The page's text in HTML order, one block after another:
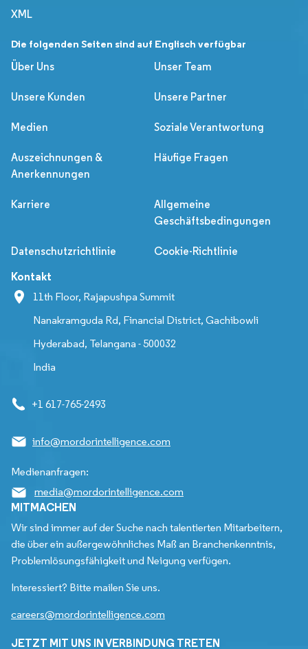
XML
Die folgenden Seiten sind auf Englisch verfügbar
Über Uns
Unser Team
Unsere Kunden Unsere Partner
Medien Soziale Verantwortung
Auszeichnungen &
Anerkennungen
Häufige Fragen
Karriere
Allgemeine
Geschäftsbedingungen
Datenschutzrichtlinie Cookie-Richtlinie
Kontakt
11th Floor, Rajapushpa Summit
Nanakramguda Rd, Financial District, Gachibowli
Hyderabad, Telangana - 500032
India
+1 617-765-2493
info@mordorintelligence.com
Medienanfragen:
media@mordorintelligence.com
MITMACHEN
Wir sind immer auf der Suche nach talentierten Mitarbeitern,
die über ein außergewöhnliches Maß an Branchenkenntnis,
Problemlösungsfähigkeit und Neigung verfügen.
Interessiert? Bitte mailen Sie uns.
careers@mordorintelligence.com
JETZT MIT UNS IN VERBINDUNG TRETEN